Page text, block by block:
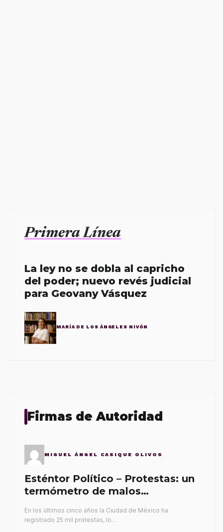
Primera Línea
La ley no se dobla al capricho
del poder; nuevo revés judicial
para Geovany Vásquez
MARÍA DE LOS ÁNGELES NIVÓN
Firmas de Autoridad
MIGUEL ÁNGEL CASIQUE OLIVOS
Esténtor Político – Protestas: un
termómetro de malos
En los últimos cinco años la Ciudad de México ha
registrado 25 mil protestas, lo…